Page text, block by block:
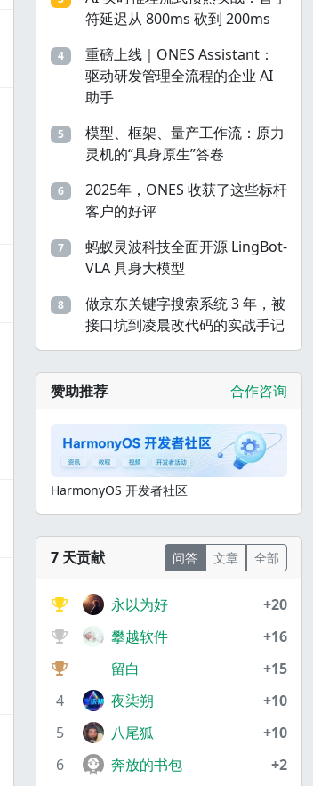
符延迟从 800ms 砍到 200ms
4
重磅上线｜ONES Assistant：
驱动研发管理全流程的企业 AI
助手
5
模型、框架、量产工作流：原力
灵机的“具身原生”答卷
6
2025年，ONES 收获了这些标杆
客户的好评
7
蚂蚁灵波科技全面开源 LingBot-
VLA 具身大模型
8
做京东关键字搜索系统 3 年，被
接口坑到凌晨改代码的实战手记
赞助推荐 合作咨询
HarmonyOS 开发者社区
7 天贡献 问答 文章 全部
永以为好
+20
攀越软件
+16
留白
+15
4
夜柒朔
+10
5
八尾狐
+10
6
奔放的书包
+2